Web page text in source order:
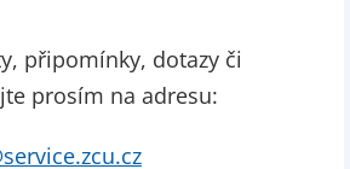
připomínky, dotazy či
prosím na adresu: